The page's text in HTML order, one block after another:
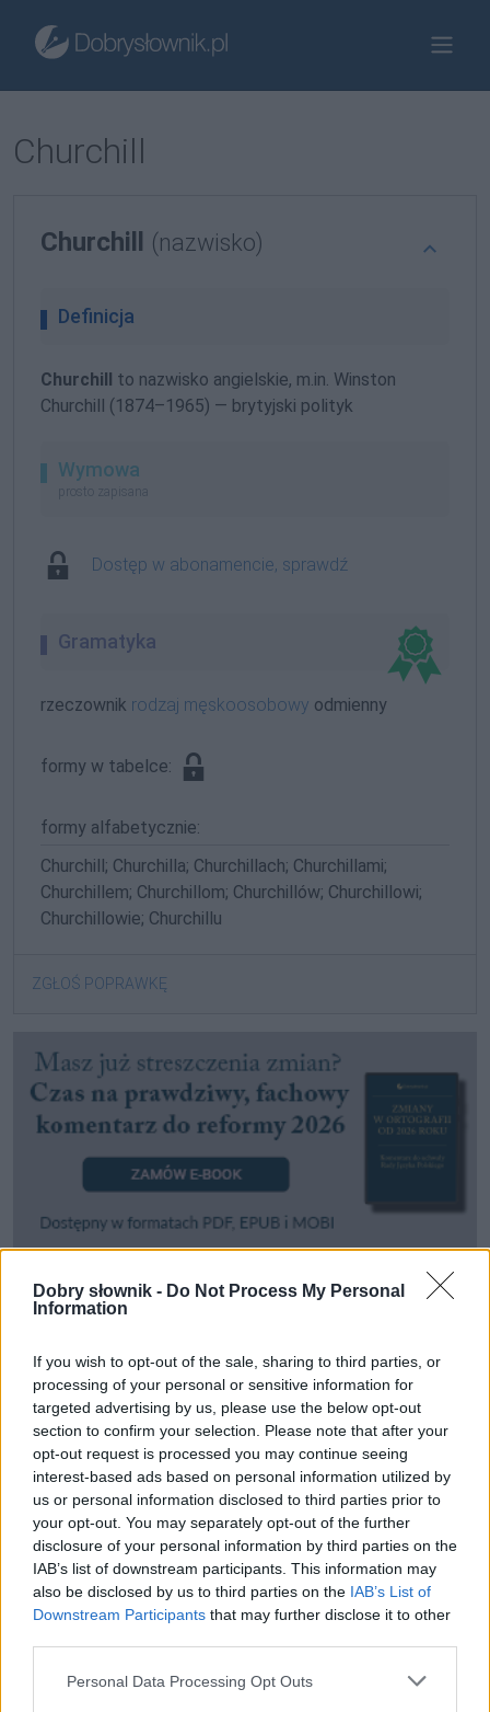
Dobry słownik - Do Not Process My Personal
Information
If you wish to opt-out of the sale, sharing to third parties, or
processing of your personal or sensitive information for
targeted advertising by us, please use the below opt-out
section to confirm your selection. Please note that after your
opt-out request is processed you may continue seeing
interest-based ads based on personal information utilized by
us or personal information disclosed to third parties prior to
your opt-out. You may separately opt-out of the further
disclosure of your personal information by third parties on the
IAB’s list of downstream participants. This information may
also be disclosed by us to third parties on the IAB’s List of
Downstream Participants that may further disclose it to other
Please note that this website/app uses one or more Google
Personal Data Processing Opt Outs
Churchill
Churchill (nazwisko)
Definicja
Churchill to nazwisko angielskie, m.in. Winston
Churchill (1874–1965) — brytyjski polityk
Wymowa
prosto zapisana
Dostęp w abonamencie, sprawdź
Gramatyka
rzeczownik rodzaj męskoosobowy odmienny
formy w tabelce:
formy alfabetycznie:
Churchill; Churchilla; Churchillach; Churchillami;
Churchillem; Churchillom; Churchillów; Churchillowi;
Churchillowie; Churchillu
ZGŁOŚ POPRAWKĘ
Pozostały wątpliwości? Brakuje czegoś w haśle?
SPRAWDŹ
Często sprawdzane
Egzekutorzyczyegzekutorowie
Czy coś jest nie tak z wyszczepianiem?
Procent z liczebnikami głównymi
Ciekawostki
udawać Greka— Co ci Grecy w sobie mają, że niektórzy ich